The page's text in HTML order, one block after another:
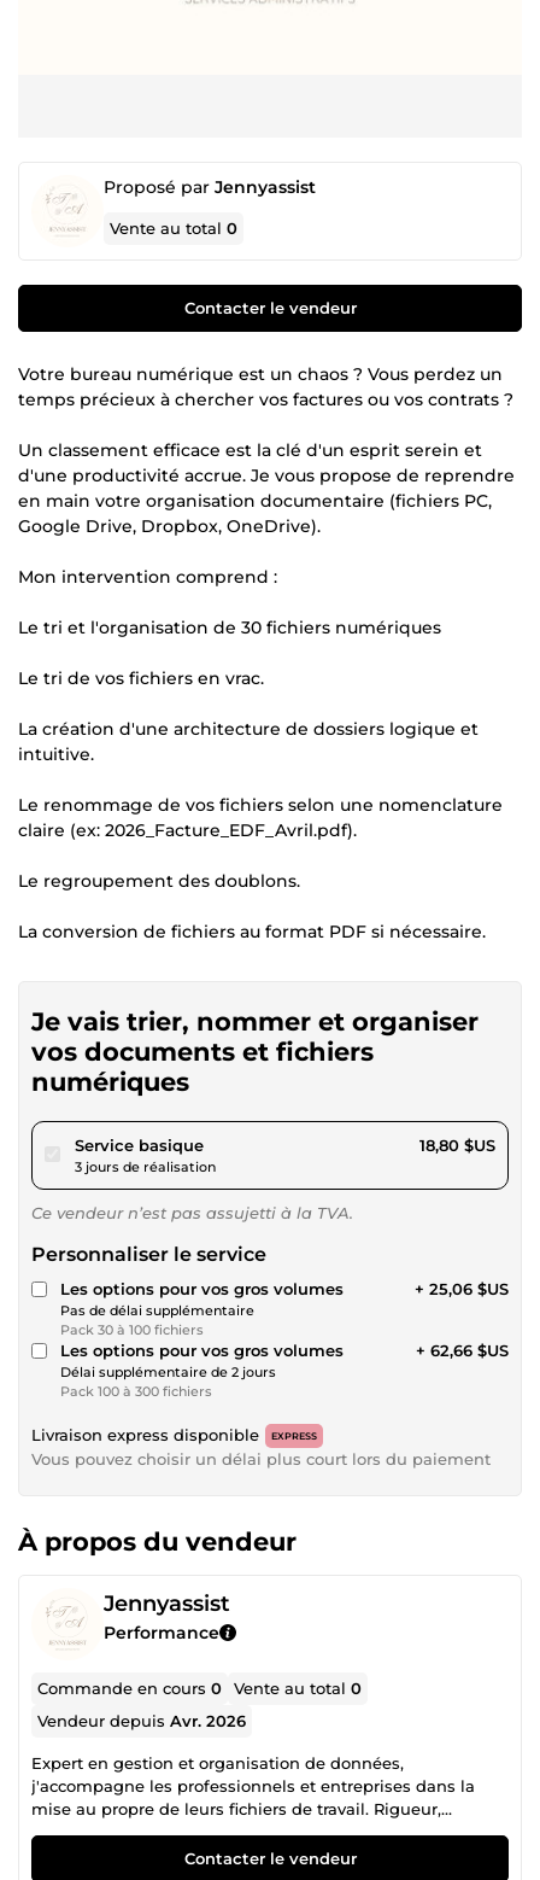
Proposé par Jennyassist
Vente au total0
Contacter le vendeur
Votre bureau numérique est un chaos ? Vous perdez un
temps précieux à chercher vos factures ou vos contrats ?
Un classement efficace est la clé d'un esprit serein et
d'une productivité accrue. Je vous propose de reprendre
en main votre organisation documentaire (fichiers PC,
Google Drive, Dropbox, OneDrive).
Mon intervention comprend :
Le tri et l'organisation de 30 fichiers numériques
Le tri de vos fichiers en vrac.
La création d'une architecture de dossiers logique et
intuitive.
Le renommage de vos fichiers selon une nomenclature
claire (ex: 2026_Facture_EDF_Avril.pdf).
Le regroupement des doublons.
La conversion de fichiers au format PDF si nécessaire.
Je vais trier, nommer et organiser
vos documents et fichiers
numériques
Service basiquepour 17,32 $US
3 jours de réalisation
18,80 $US
Ce vendeur n’est pas assujetti à la TVA.
Personnaliser le service
Les options pour vos gros volumes
Pas de délai supplémentaire
Pack 30 à 100 fichiers
+ 25,06 $US
Les options pour vos gros volumes
Délai supplémentaire de 2 jours
Pack 100 à 300 fichiers
+ 62,66 $US
Livraison express disponible EXPRESS
Vous pouvez choisir un délai plus court lors du paiement
À propos du vendeur
Jennyassist
Performance
Commande en cours0 Vente au total0
Vendeur depuisAvr. 2026
Expert en gestion et organisation de données,
j'accompagne les professionnels et entreprises dans la
mise au propre de leurs fichiers de travail. Rigueur,
confidentialité et rapidité sont les piliers de mes services.
Que vous ayez besoin de nettoyer une base de données
Contacter le vendeur